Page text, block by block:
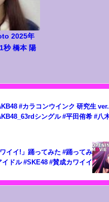
2025年
秒 橋本 陽
#カラコンウインク 研究生
シングル #平田侑希 #八
イイ!」踊ってみた #踊ってみ
ドル #SKE48 #賛成カワイイ